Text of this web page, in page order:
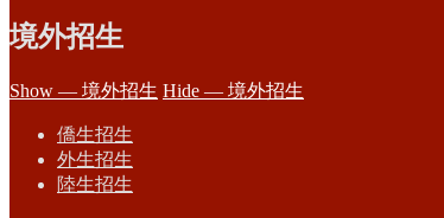
境外招生
Show — 境外招生 Hide — 境外招生
僑生招生
外生招生
陸生招生